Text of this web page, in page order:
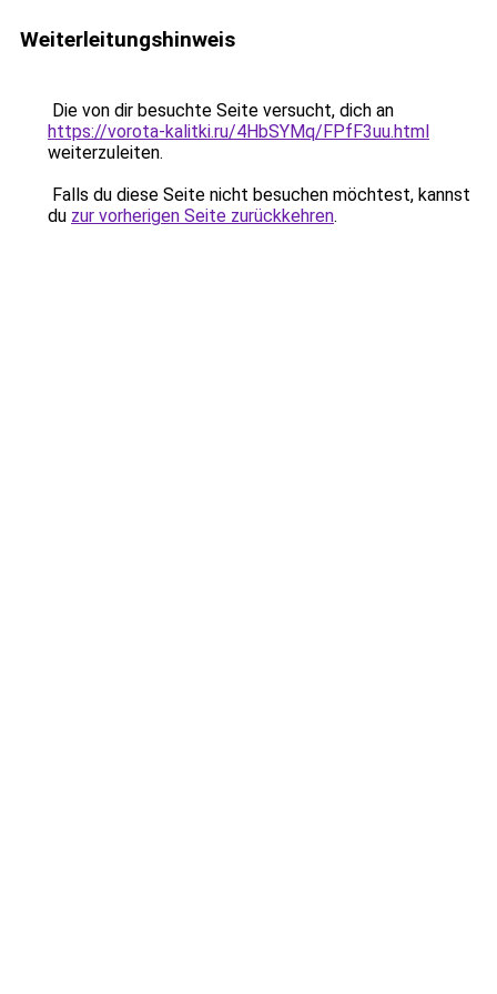
Weiterleitungshinweis
Die von dir besuchte Seite versucht, dich an
https://vorota-kalitki.ru/4HbSYMq/FPfF3uu.html
weiterzuleiten.
Falls du diese Seite nicht besuchen möchtest, kannst
du zur vorherigen Seite zurückkehren.